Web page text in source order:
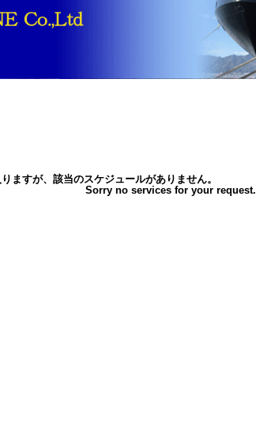
ますが、該当のスケジュールがありません。
Sorry no services for your request.